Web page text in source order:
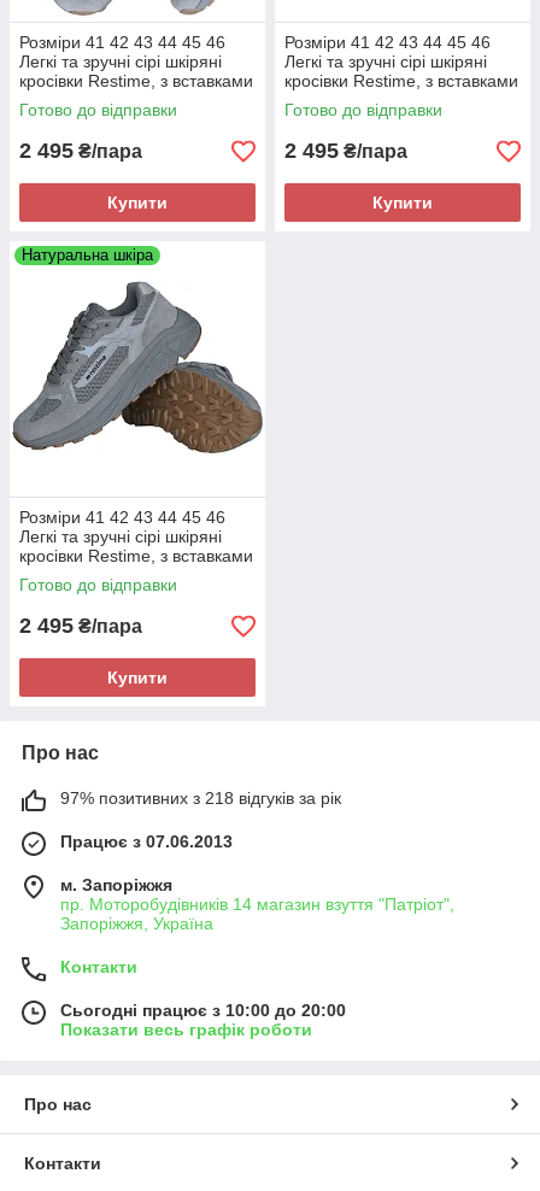
Розміри 41 42 43 44 45 46
Легкі та зручні сірі шкіряні
кросівки Restime, з вставками
з сітки, літо осінь, на підошві з
піни
Готово до відправки
2 495 ₴/пара
Купити
Розміри 41 42 43 44 45 46
Легкі та зручні сірі шкіряні
кросівки Restime, з вставками
з сітки, літо осінь, на підошві з
піни
Готово до відправки
2 495 ₴/пара
Купити
Натуральна шкіра
Розміри 41 42 43 44 45 46
Легкі та зручні сірі шкіряні
кросівки Restime, з вставками
з сітки, літо осінь, на підошві з
піни
Готово до відправки
2 495 ₴/пара
Купити
Про нас
97% позитивних з 218 відгуків за рік
Працює з 07.06.2013
м. Запоріжжя
пр. Моторобудівників 14 магазин взуття "Патріот",
Запоріжжя, Україна
Контакти
Сьогодні працює з 10:00 до 20:00
Показати весь графік роботи
Про нас
Контакти